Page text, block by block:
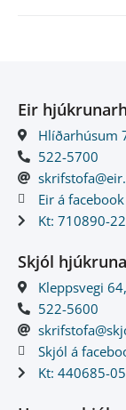
Eir
Hlíðarhúsum
522-5700
Eir á facebook
Kt: 710890-
Skjól
Kleppsvegi
522-5600
Skjól á
Kt: 440685-